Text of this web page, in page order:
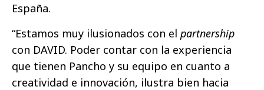
España.
“Estamos muy ilusionados con el partnership
con DAVID. Poder contar con la experiencia
que tienen Pancho y su equipo en cuanto a
creatividad e innovación, ilustra bien hacia